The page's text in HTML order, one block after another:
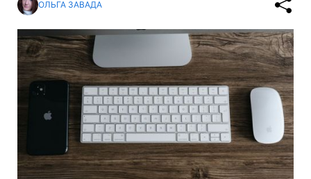
ОЛЬГА ЗАВАДА